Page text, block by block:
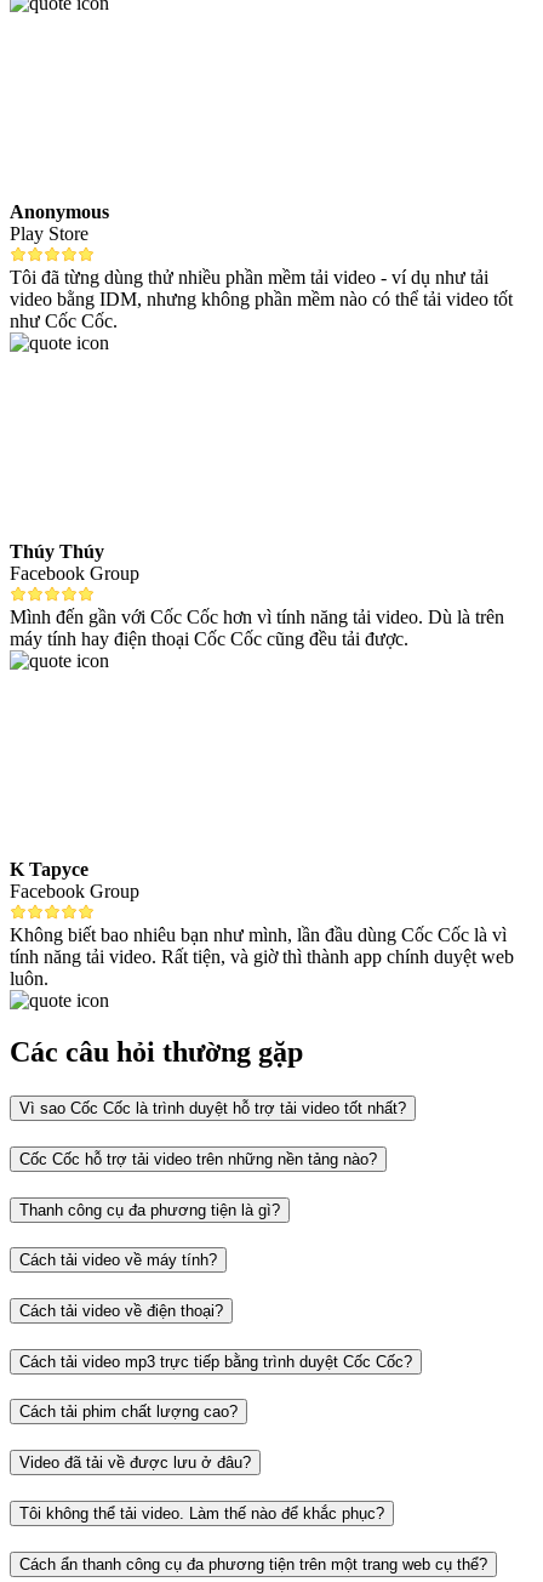
Anonymous
Play Store
Tôi đã từng dùng thử nhiều phần mềm tải video - ví dụ như tải
video bằng IDM, nhưng không phần mềm nào có thể tải video tốt
như Cốc Cốc.
Thúy Thúy
Facebook Group
Mình đến gần với Cốc Cốc hơn vì tính năng tải video. Dù là trên
máy tính hay điện thoại Cốc Cốc cũng đều tải được.
K Tapyce
Facebook Group
Không biết bao nhiêu bạn như mình, lần đầu dùng Cốc Cốc là vì
tính năng tải video. Rất tiện, và giờ thì thành app chính duyệt web
luôn.
Các câu hỏi thường gặp
Vì sao Cốc Cốc là trình duyệt hỗ trợ tải video tốt nhất?
Cốc Cốc hỗ trợ tải video trên những nền tảng nào?
Thanh công cụ đa phương tiện là gì?
Cách tải video về máy tính?
Cách tải video về điện thoại?
Cách tải video mp3 trực tiếp bằng trình duyệt Cốc Cốc?
Cách tải phim chất lượng cao?
Video đã tải về được lưu ở đâu?
Tôi không thể tải video. Làm thế nào để khắc phục?
Cách ẩn thanh công cụ đa phương tiện trên một trang web cụ thể?